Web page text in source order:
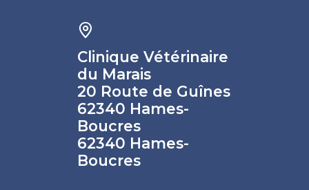
Clinique Vétérinaire
du Marais
20 Route de Guînes
62340 Hames-
Boucres
62340 Hames-
Boucres